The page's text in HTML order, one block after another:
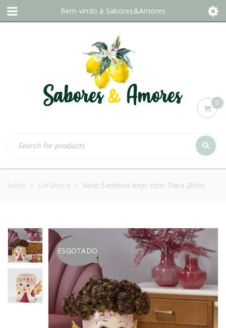
Bem-vindo à Sabores&Amores
0
Início / Cerâmica / Vaso Senhora Anjo com Tiara 20cm
ESGOTADO